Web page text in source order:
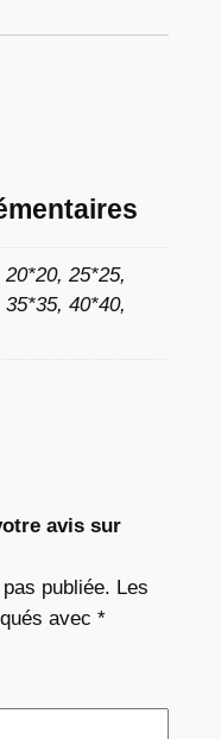
20*20, 25*25,
35*35, 40*40,
avis sur
publiée. Les
avec *